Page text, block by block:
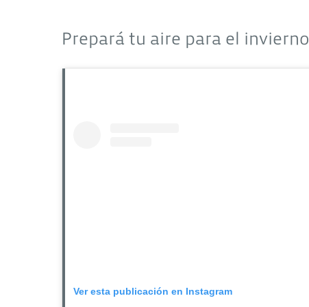
Prepará tu aire para el invierno
Ver esta publicación en Instagram